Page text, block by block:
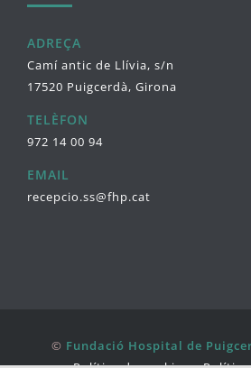
ADREÇA
Camí antic de Llívia, s/n
17520 Puigcerdà, Girona
TELÈFON
972 14 00 94
EMAIL
recepcio.ss@fhp.cat
© Fundació Hospital de